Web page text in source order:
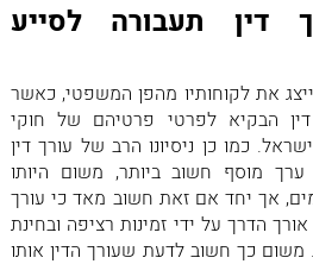
דין תעבורה לסייע
את לקוחותיו מהפן המשפטי, כאשר
דין הבקיא לפרטי פרטיהם של חוקי
כמו כן ניסיונו הרב של עורך דין
ערך מוסף חשוב ביותר, משום היותו
אך יחד אם זאת חשוב מאד כי עורך
הדרך על ידי זמינות רציפה ובחינת
משום כך חשוב לדעת שעורך הדין אותו